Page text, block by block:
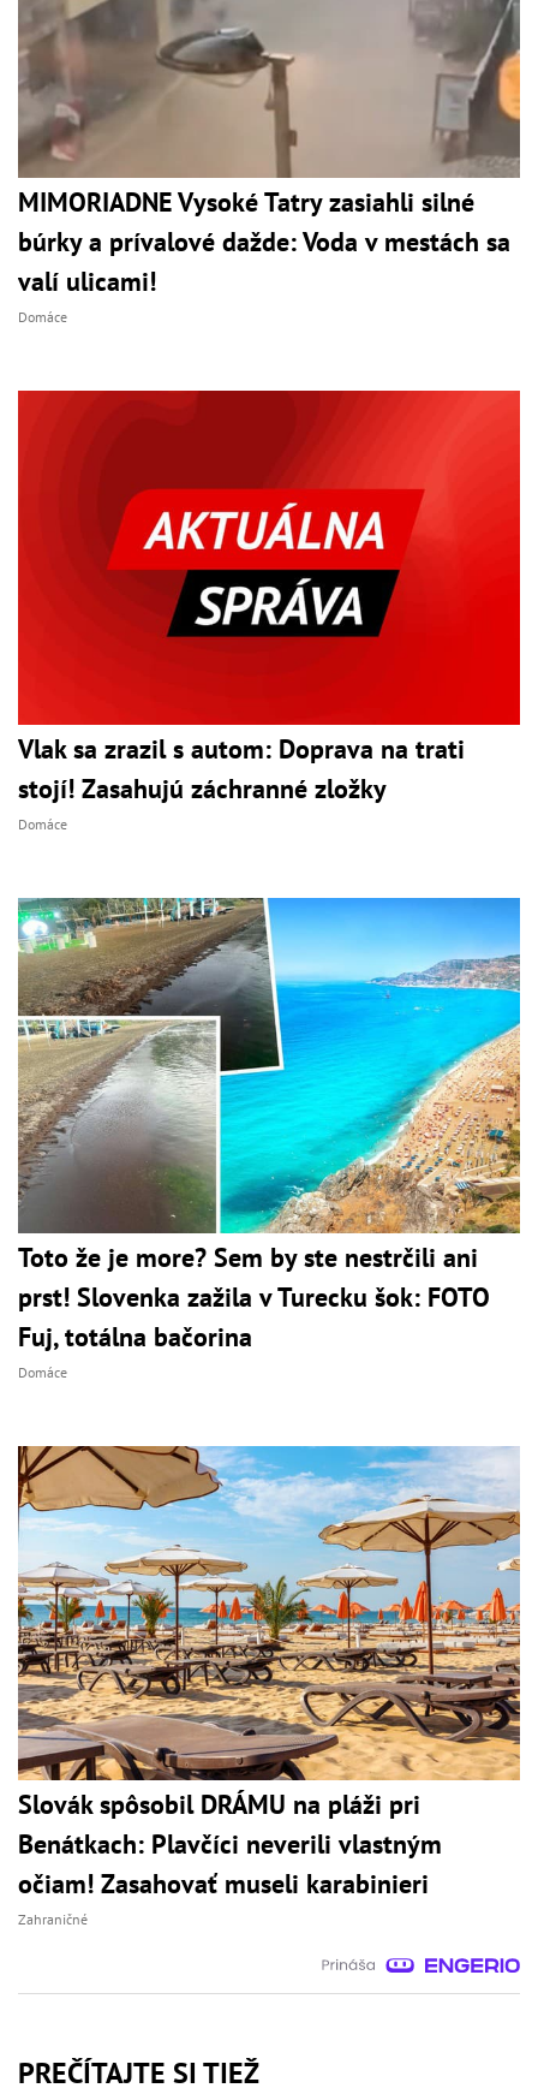
MIMORIADNE Vysoké Tatry zasiahli silné
búrky a prívalové dažde: Voda v mestách sa
valí ulicami!
Domáce
Vlak sa zrazil s autom: Doprava na trati
stojí! Zasahujú záchranné zložky
Domáce
Toto že je more? Sem by ste nestrčili ani
prst! Slovenka zažila v Turecku šok: FOTO
Fuj, totálna bačorina
Domáce
Slovák spôsobil DRÁMU na pláži pri
Benátkach: Plavčíci neverili vlastným
očiam! Zasahovať museli karabinieri
Zahraničné
PREČÍTAJTE SI TIEŽ